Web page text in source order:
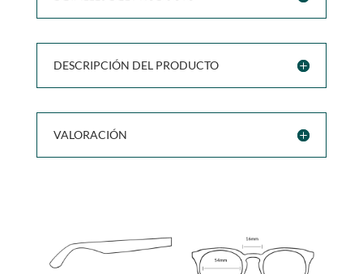
DESCRIPCIÓN DEL PRODUCTO
VALORACIÓN